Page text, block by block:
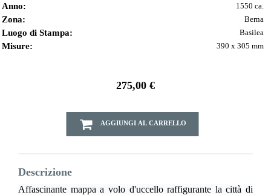
Anno: 1550 ca.
Zona: Berna
Luogo di Stampa: Basilea
Misure: 390 x 305 mm
275,00 €
AGGIUNGI AL CARRELLO
Descrizione
Affascinante mappa a volo d'uccello raffigurante la città di